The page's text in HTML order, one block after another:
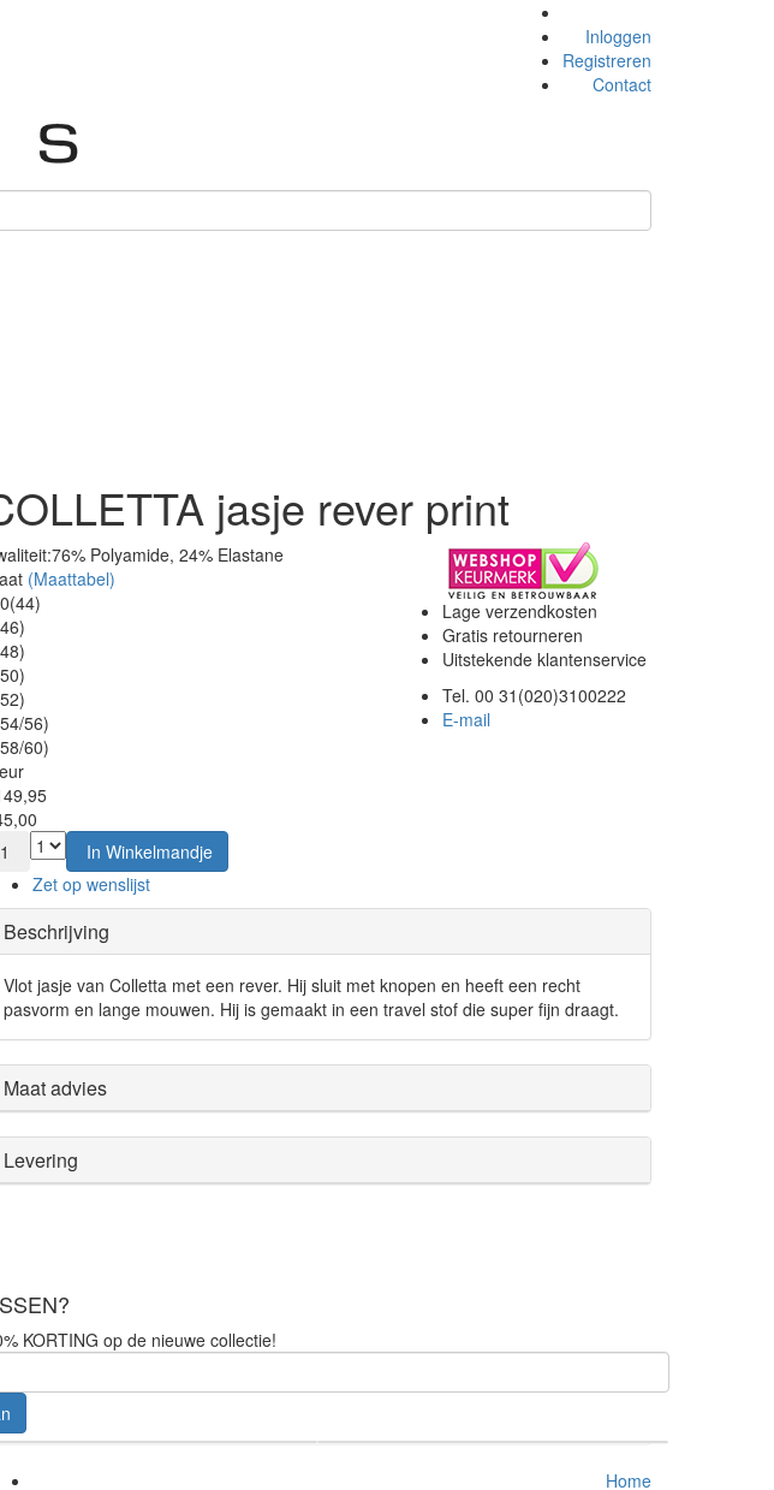
Inloggen
Registreren
Contact
jasje rever print
76% Polyamide, 24% Elastane
(Maattabel)
56)
60)
1
In Winkelmandje
Zet op wenslijst
Lage verzendkosten
Gratis retourneren
Uitstekende klantenservice
Tel. 00 31(020)3100222
E-mail
Beschrijving
Vlot jasje van Colletta met een rever. Hij sluit met knopen en heeft een recht
pasvorm en lange mouwen. Hij is gemaakt in een travel stof die super fijn draagt.
Maat advies
Levering
KORTING op de nieuwe collectie!
Home